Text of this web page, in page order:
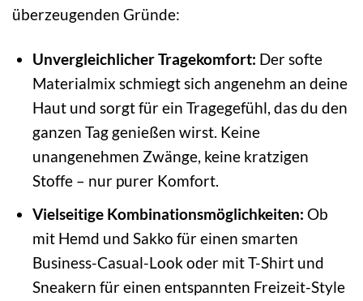
überzeugenden Gründe:
Unvergleichlicher Tragekomfort: Der softe
Materialmix schmiegt sich angenehm an deine
Haut und sorgt für ein Tragegefühl, das du den
ganzen Tag genießen wirst. Keine
unangenehmen Zwänge, keine kratzigen
Stoffe – nur purer Komfort.
Vielseitige Kombinationsmöglichkeiten: Ob
mit Hemd und Sakko für einen smarten
Business-Casual-Look oder mit T-Shirt und
Sneakern für einen entspannten Freizeit-Style